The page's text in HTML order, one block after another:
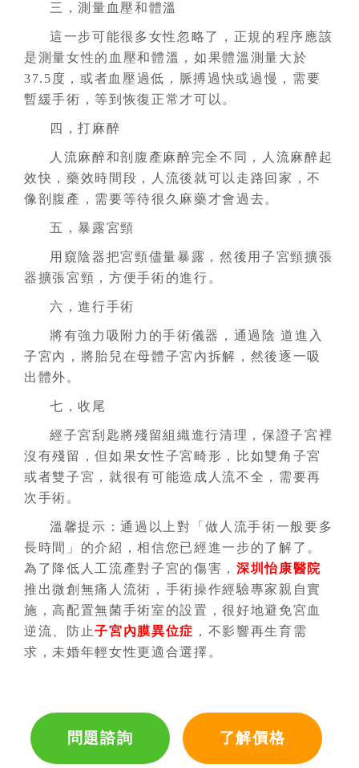
三，測量血壓和體溫
這一步可能很多女性忽略了，正規的程序應該
是測量女性的血壓和體溫，如果體溫測量大於
37.5度，或者血壓過低，脈搏過快或過慢，需要
暫緩手術，等到恢復正常才可以。
四，打麻醉
人流麻醉和剖腹產麻醉完全不同，人流麻醉起
效快，藥效時間段，人流後就可以走路回家，不
像剖腹產，需要等待很久麻藥才會過去。
五，暴露宮頸
用窺陰器把宮頸儘量暴露，然後用子宮頸擴張
器擴張宮頸，方便手術的進行。
六，進行手術
將有強力吸附力的手術儀器，通過陰 道進入
子宮內，將胎兒在母體子宮內拆解，然後逐一吸
出體外。
七，收尾
經子宮刮匙將殘留組織進行清理，保證子宮裡
沒有殘留，但如果女性子宮畸形，比如雙角子宮
或者雙子宮，就很有可能造成人流不全，需要再
次手術。
溫馨提示：通過以上對「做人流手術一般要多
長時間」的介紹，相信您已經進一步的了解了。
為了降低人工流產對子宮的傷害，深圳怡康醫院
推出微創無痛人流術，手術操作經驗專家親自實
施，高配置無菌手術室的設置，很好地避免宮血
逆流、防止子宮內膜異位症 ，不影響再生育需
求，未婚年輕女性更適合選擇。
問題諮詢 了解價格